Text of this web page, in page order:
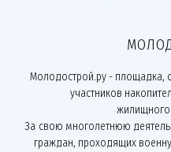
Молодострой.ру -
участников
За свою многолетнюю
граждан, проходящих